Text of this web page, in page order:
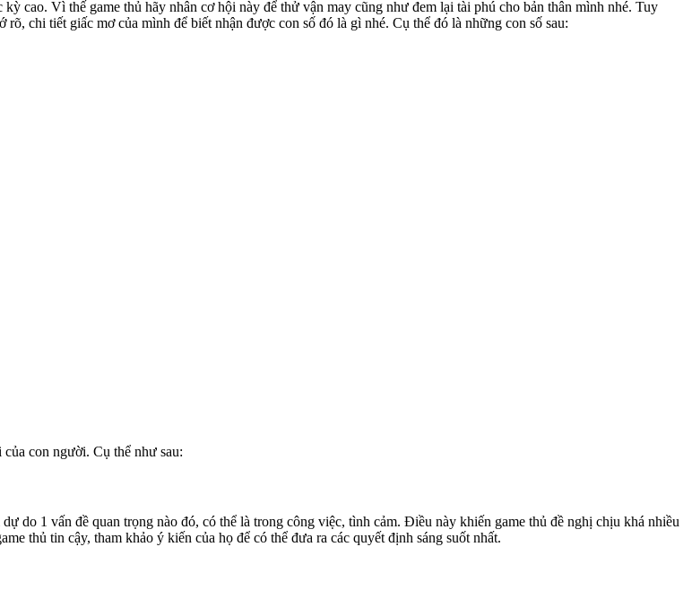
cao. Vì thế game thủ hãy nhân cơ hội này để thử vận may cũng như đem lại tài phú cho bản thân mình nhé. Tuy
chi tiết giấc mơ của mình để biết nhận được con số đó là gì nhé. Cụ thể đó là những con số sau:
con người. Cụ thể như sau:
do 1 vấn đề quan trọng nào đó, có thể là trong công việc, tình cảm. Điều này khiến game thủ đề nghị chịu khá nhiều
thủ tin cậy, tham khảo ý kiến của họ để có thể đưa ra các quyết định sáng suốt nhất.